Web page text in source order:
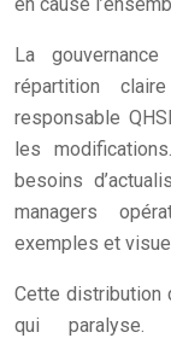
La
répartition
responsable
les
besoins
managers
exemples et
Cette distribution
qui paralyse.